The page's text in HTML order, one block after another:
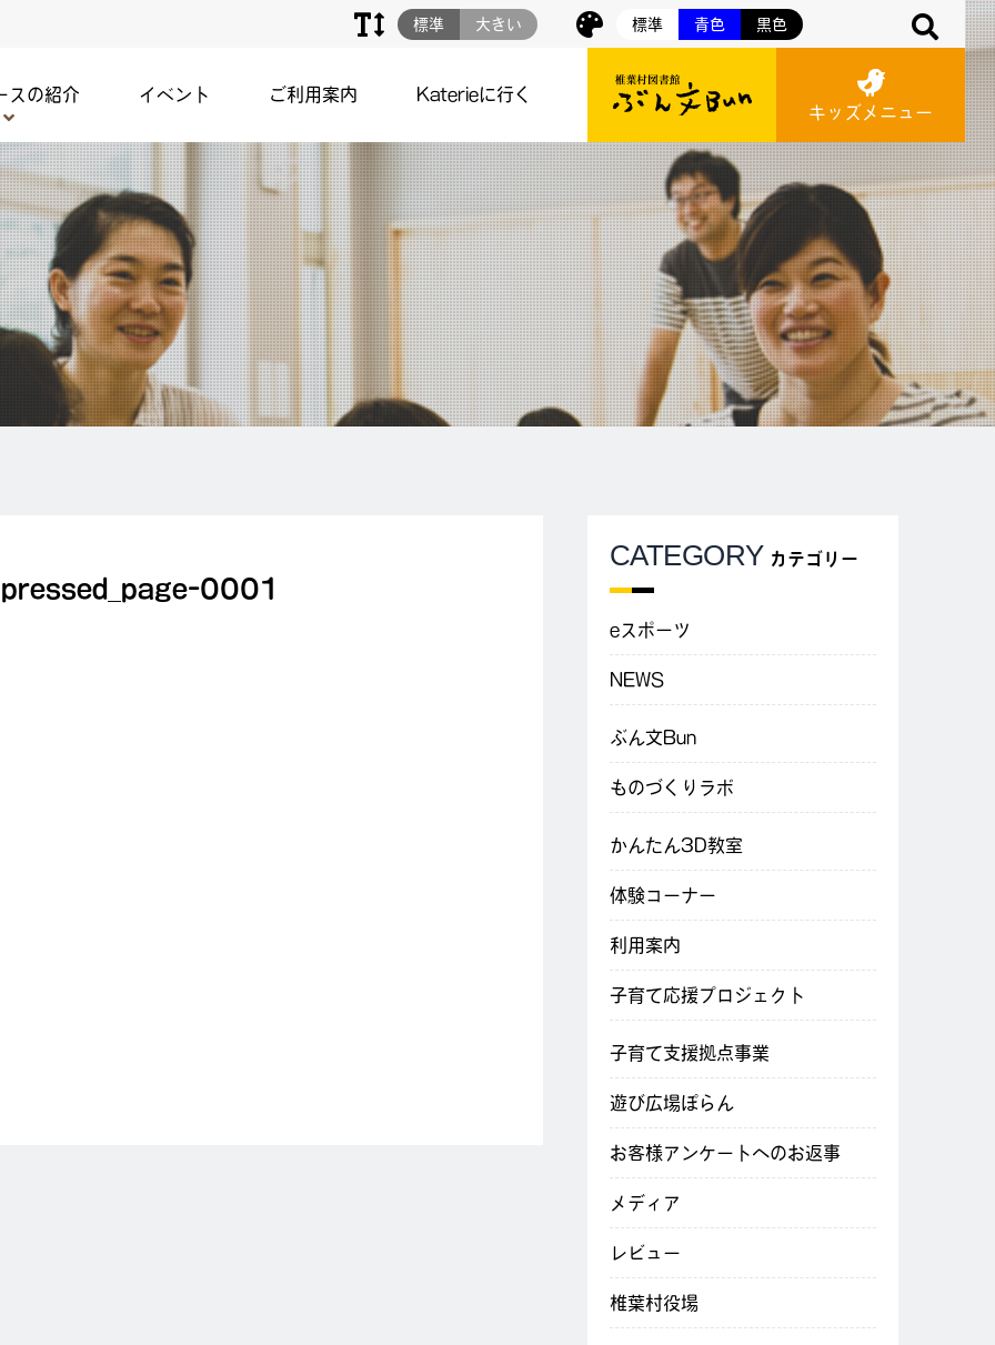
標準 青色 黒色
標準 大きい
スの紹介 イベント ご利用案内
Katerieに行く
キッズメニュー
0001
CATEGORY カテゴリー
eスポーツ
NEWS
ぶん文Bun
ものづくりラボ
かんたん3D教室
体験コーナー
利用案内
子育て応援プロジェクト
子育て支援拠点事業
遊び広場ぽらん
お客様アンケートへのお返事
メディア
レビュー
椎葉村役場